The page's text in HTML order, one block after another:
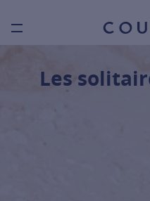
Burger toggle menu
Les